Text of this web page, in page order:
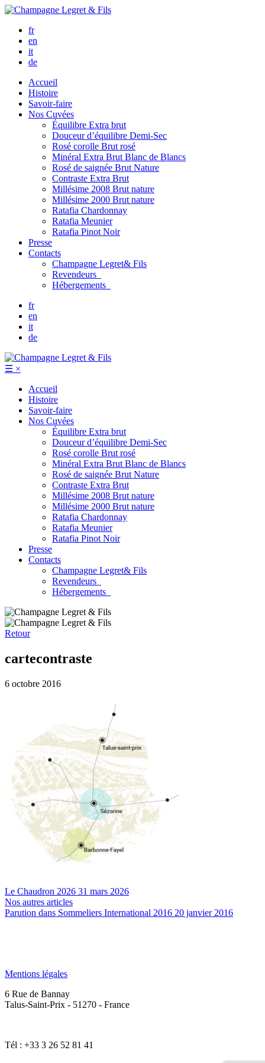
fr
en
it
de
Accueil
Histoire
Savoir-faire
Nos Cuvées
Équilibre Extra brut
Douceur d’équilibre Demi-Sec
Rosé corolle Brut rosé
Minéral Extra Brut Blanc de Blancs
Rosé de saignée Brut Nature
Contraste Extra Brut
Millésime 2008 Brut nature
Millésime 2000 Brut nature
Ratafia Chardonnay
Ratafia Meunier
Ratafia Pinot Noir
Presse
Contacts
Champagne Legret& Fils
Revendeurs
Hébergements
fr
en
it
de
☰ ×
Accueil
Histoire
Savoir-faire
Nos Cuvées
Équilibre Extra brut
Douceur d’équilibre Demi-Sec
Rosé corolle Brut rosé
Minéral Extra Brut Blanc de Blancs
Rosé de saignée Brut Nature
Contraste Extra Brut
Millésime 2008 Brut nature
Millésime 2000 Brut nature
Ratafia Chardonnay
Ratafia Meunier
Ratafia Pinot Noir
Presse
Contacts
Champagne Legret& Fils
Revendeurs
Hébergements
Retour
cartecontraste
6 octobre 2016
Le Chaudron 2026 31 mars 2026
Nos autres articles
Parution dans Sommeliers International 2016 20 janvier 2016
Mentions légales
6 Rue de Bannay
Talus-Saint-Prix - 51270 - France
Tél : +33 3 26 52 81 41